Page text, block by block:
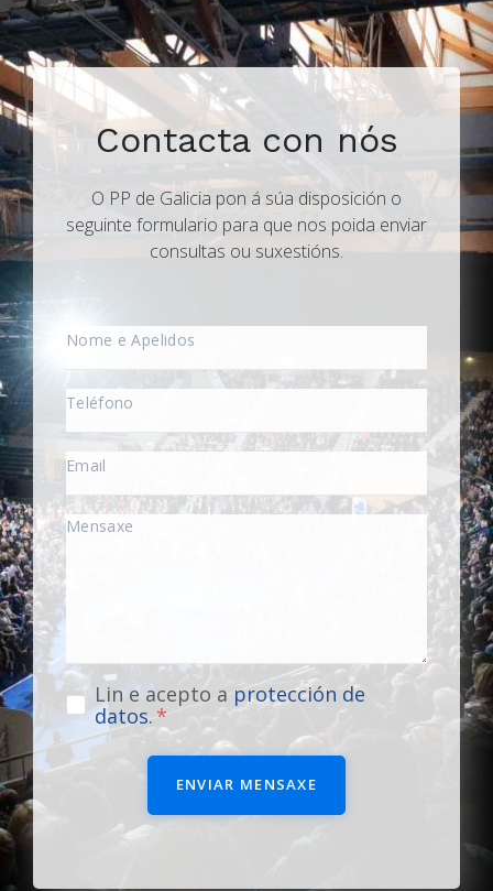
Contacta con nós
O PP de Galicia pon á súa disposición o
seguinte formulario para que nos poida enviar
consultas ou suxestións.
Lin e acepto a protección de
datos.
ENVIAR MENSAXE